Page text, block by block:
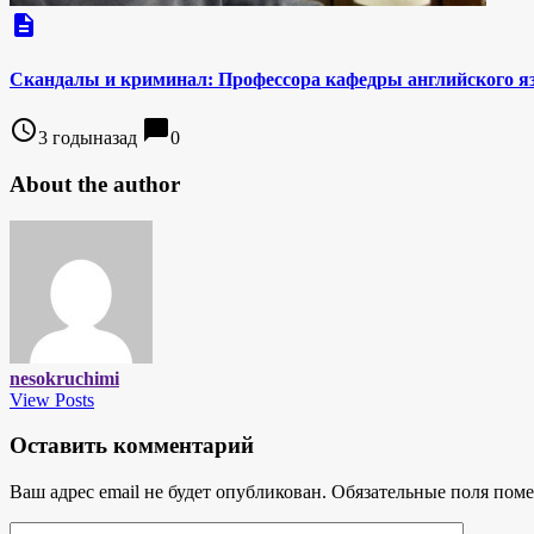
description
Скандалы и криминал: Профессора кафедры английского
access_time3 годыназад chat_bubble0
About the author
nesokruchimi
View Posts
Оставить комментарий
Ваш адрес email не будет опубликован. Обязательные поля